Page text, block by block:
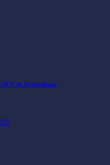
de Periodismo